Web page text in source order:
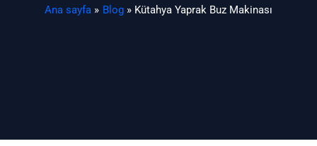
Ana sayfa Blog Kütahya Yaprak Buz Makinası